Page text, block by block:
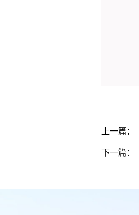
上一篇：
下一篇：